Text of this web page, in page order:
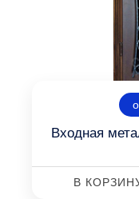
Входная
В